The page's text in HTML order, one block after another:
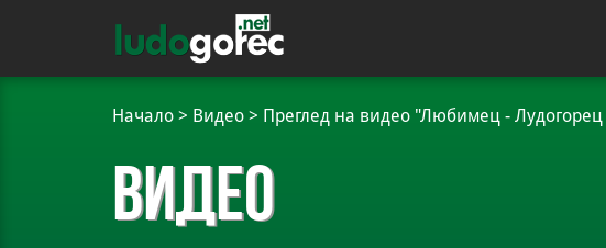
Начало > Видео > Преглед на видео "Любимец -
Видео